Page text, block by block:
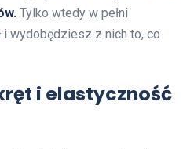
Tylko wtedy w pełni
wydobędziesz z nich to, co
i elastyczność